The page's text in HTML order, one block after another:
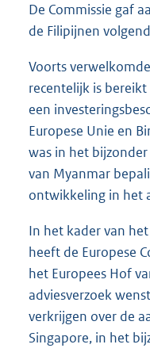
De Commissie gaf
de Filipijnen
Voorts
recentelijk is
een
Europese Unie en
was in het
van Myanmar
ontwikkeling in het
In het kader van
heeft de Europese
het Europees Hof
adviesverzoek
verkrijgen over de
Singapore, in het